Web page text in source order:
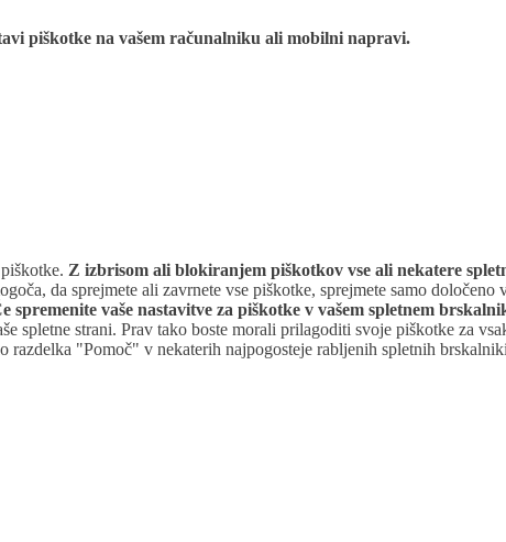
piškotke na vašem računalniku ali mobilni napravi.
Z izbrisom ali blokiranjem piškotkov vse ali nekatere
da sprejmete ali zavrnete vse piškotke, sprejmete samo
spremenite vaše nastavitve za piškotke v vašem spletnem
spletne strani. Prav tako boste morali prilagoditi svoje piškotke za
"Pomoč" v nekaterih najpogosteje rabljenih spletnih